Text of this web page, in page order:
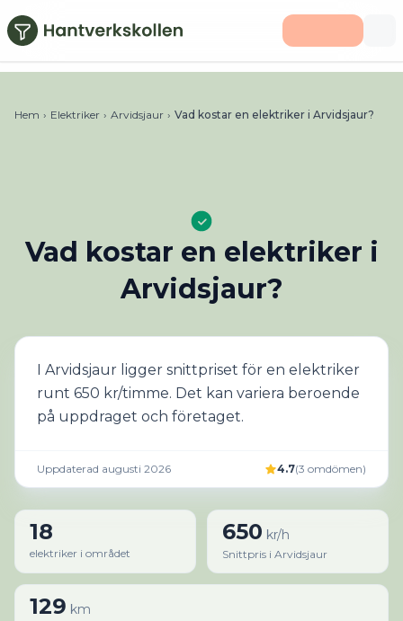
Hoppa till huvudinnehåll
Hem › Elektriker › Arvidsjaur › Vad kostar en elektriker i Arvidsjaur?
Vad kostar en elektriker i
Arvidsjaur?
I Arvidsjaur ligger snittpriset för en elektriker
runt 650 kr/timme. Det kan variera beroende
på uppdraget och företaget.
Uppdaterad augusti 2026 4.7(3 omdömen)
18
elektriker i området
650 kr/h
Snittpris i Arvidsjaur
129 km